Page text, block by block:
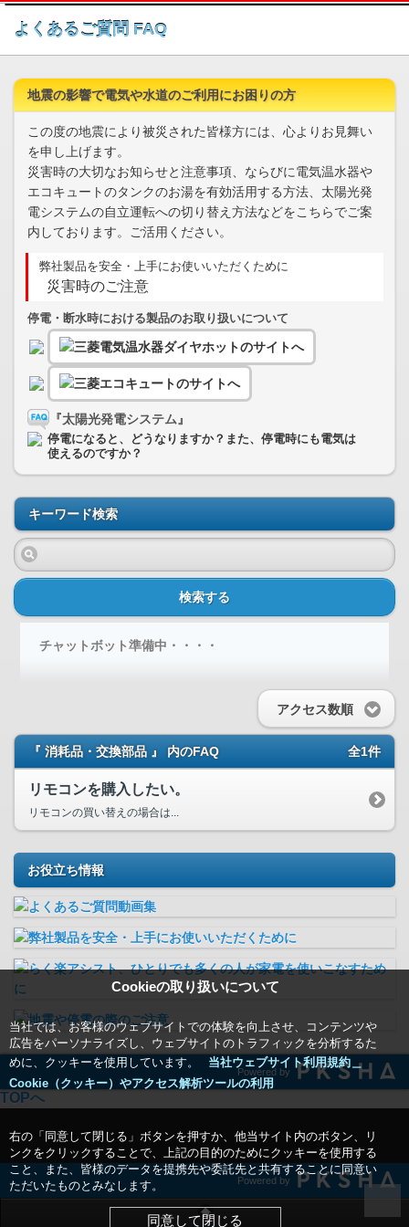
このページの本文へ
よくあるご質問 FAQ
Cookieの取り扱いについて
当社では、お客様のウェブサイトでの体験を向上させ、コンテンツや
広告をパーソナライズし、ウェブサイトのトラフィックを分析するた
めに、クッキーを使用しています。
当社ウェブサイト利用規約＿
Cookie（クッキー）やアクセス解析ツールの利用
右の「同意して閉じる」ボタンを押すか、他当サイト内のボタン、リ
ンクをクリックすることで、上記の目的のためにクッキーを使用する
こと、また、皆様のデータを提携先や委託先と共有することに同意い
ただいたものとみなします。
同意して閉じる
地震の影響で電気や水道のご利用にお困りの方
この度の地震により被災された皆様方には、心よりお見舞い
を申し上げます。
災害時の大切なお知らせと注意事項、ならびに電気温水器や
エコキュートのタンクのお湯を有効活用する方法、太陽光発
電システムの自立運転への切り替え方法などをこちらでご案
内しております。ご活用ください。
弊社製品を安全・上手にお使いいただくために
災害時のご注意
停電・断水時における製品のお取り扱いについて
『太陽光発電システム』
停電になると、どうなりますか？また、停電時にも電気は
使えるのですか？
キーワード検索
検索する
チャットボット準備中・・・・
アクセス数順
『 消耗品・交換部品 』 内のFAQ 全1件
リモコンを購入したい。
リモコンの買い替えの場合は...
お役立ち情報
Powered by
TOPへ
Powered by